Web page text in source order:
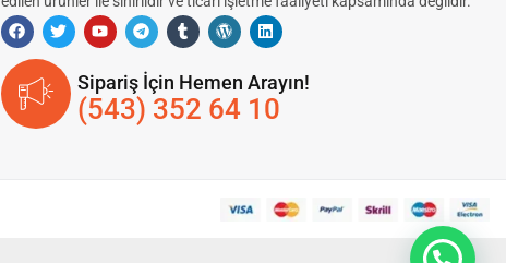
Sipariş İçin Hemen Arayın!
(543) 352 64 10